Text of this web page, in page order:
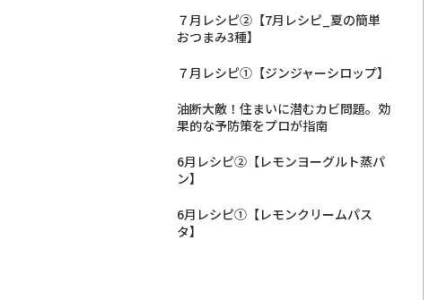
７月レシピ②【7月レシピ_夏の簡単
おつまみ3種】
７月レシピ①【ジンジャーシロップ】
油断大敵！住まいに潜むカビ問題。効
果的な予防策をプロが指南
6月レシピ②【レモンヨーグルト蒸パ
ン】
6月レシピ①【レモンクリームパス
タ】